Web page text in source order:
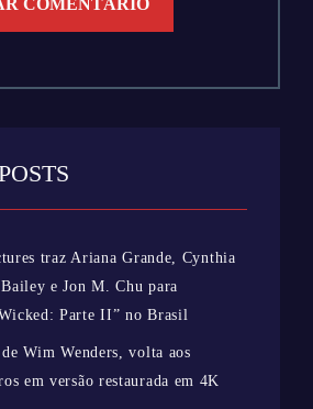
traz Ariana Grande, Cynthia
e Jon M. Chu para
Parte II” no Brasil
Wim Wenders, volta aos
em versão restaurada em 4K